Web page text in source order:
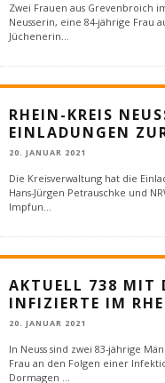
Zwei Frauen aus Grevenbroich
Neusserin, eine 84-jährige Frau
Jüchenerin...
RHEIN-KREIS
EINLADUNGEN
20. JANUAR 2021
Die Kreisverwaltung hat die
Hans-Jürgen Petrauschke und
Impfun...
AKTUELL 738 MIT
INFIZIERTE IM
20. JANUAR 2021
In Neuss sind zwei 83-jährige
Frau an den Folgen einer
Dormagen ...